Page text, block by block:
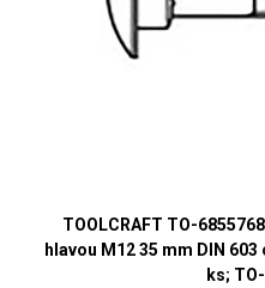
TOOLCRAFT TO-
hlavou M12 35 mm DIN
ks;